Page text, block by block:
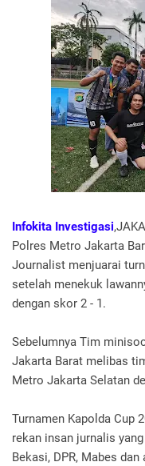
Infokita Investigasi
Polres Metro Jakarta
Journalist menjuarai
setelah menekuk
dengan skor 2 - 1.
Sebelumnya Tim
Jakarta Barat melibas
Metro Jakarta Selatan
Turnamen Kapolda Cup
rekan insan jurnalis
Bekasi, DPR, Mabes